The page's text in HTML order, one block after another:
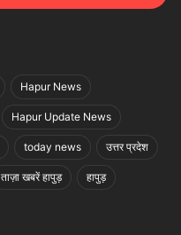
Hapur News
Hapur Update News
today news उत्तर प्रदेश
ताज़ा खबरें हापुड़ हापुड़